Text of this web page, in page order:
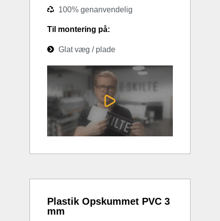
100% genanvendelig
Til montering på:
Glat væg / plade
Plastik Opskummet PVC 3
mm